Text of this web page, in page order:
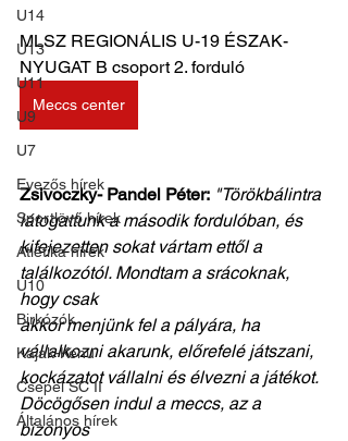
U14
U13
U11
U9
U7
Evezős hírek
Sportlövő hírek
Atlétika hírek
U10
Birkózók
Kajak-Kenu
Csepel SC II
Általános hírek
MLSZ REGIONÁLIS U-19 ÉSZAK-
NYUGAT B csoport 2. forduló
Meccs center
Zsivoczky- Pandel Péter: "Törökbálintra
látogattunk a második fordulóban, és
kifejezetten sokat vártam ettől a
találkozótól. Mondtam a srácoknak,
hogy csak
akkor menjünk fel a pályára, ha
vállalkozni akarunk, előrefelé játszani,
kockázatot vállalni és élvezni a játékot.
Döcögősen indul a meccs, az a
bizonyos